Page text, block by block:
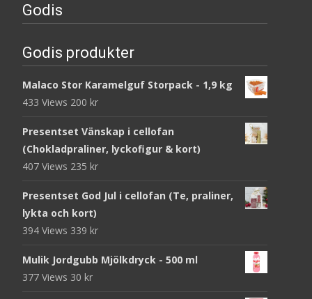
Godis
Godis produkter
Malaco Stor Karamelguf Storpack - 1,9 kg
433 Views 200 kr
Presentset Vänskap i cellofan
(Chokladpraliner, lyckofigur & kort)
407 Views 235 kr
Presentset God Jul i cellofan (Te, praliner,
lykta och kort)
394 Views 339 kr
Mulik Jordgubb Mjölkdryck - 500 ml
377 Views 30 kr